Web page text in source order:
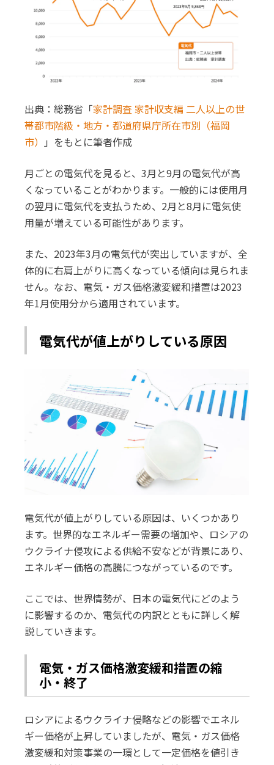
出典：総務省「家計調査 家計収支編 二人以上の世
帯都市階級・地方・都道府県庁所在市別（福岡
市）
」をもとに筆者作成
月ごとの電気代を見ると、3月と9月の電気代が高
くなっていることがわかります。一般的には使用月
の翌月に電気代を支払うため、2月と8月に電気使
用量が増えている可能性があります。
また、2023年3月の電気代が突出していますが、全
体的に右肩上がりに高くなっている傾向は見られま
せん。なお、電気・ガス価格激変緩和措置は2023
年1月使用分から適用されています。
電気代が値上がりしている原因
電気代が値上がりしている原因は、いくつかあり
ます。世界的なエネルギー需要の増加や、ロシアの
ウクライナ侵攻による供給不安などが背景にあり、
エネルギー価格の高騰につながっているのです。
ここでは、世界情勢が、日本の電気代にどのよう
に影響するのか、電気代の内訳とともに詳しく解
説していきます。
電気・ガス価格激変緩和措置の縮
小・終了
ロシアによるウクライナ侵略などの影響でエネル
ギー価格が上昇していましたが、電気・ガス価格
激変緩和対策事業の一環として一定価格を値引き